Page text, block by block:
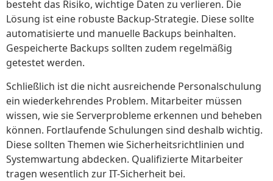
besteht das Risiko, wichtige Daten zu verlieren. Die
Lösung ist eine robuste Backup-Strategie. Diese sollte
automatisierte und manuelle Backups beinhalten.
Gespeicherte Backups sollten zudem regelmäßig
getestet werden.
Schließlich ist die nicht ausreichende Personalschulung
ein wiederkehrendes Problem. Mitarbeiter müssen
wissen, wie sie Serverprobleme erkennen und beheben
können. Fortlaufende Schulungen sind deshalb wichtig.
Diese sollten Themen wie Sicherheitsrichtlinien und
Systemwartung abdecken. Qualifizierte Mitarbeiter
tragen wesentlich zur IT-Sicherheit bei.